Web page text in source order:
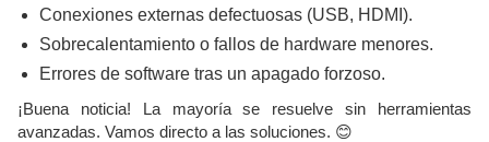
Conexiones externas defectuosas (USB, HDMI).
Sobrecalentamiento o fallos de hardware menores.
Errores de software tras un apagado forzoso.
¡Buena noticia! La mayoría se resuelve sin herramientas
avanzadas. Vamos directo a las soluciones. 😊